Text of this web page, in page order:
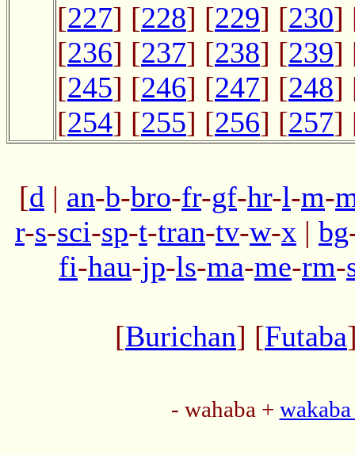
[227] [228] [229] [230]
[236] [237] [238] [239]
[245] [246] [247] [248]
[254] [255] [256] [257]
[d | an-b-bro-fr-gf-hr-l-m-
r-s-sci-sp-t-tran-tv-w-x | bg
fi-hau-jp-ls-ma-me-rm-
[Burichan] [Futaba
- wahaba +